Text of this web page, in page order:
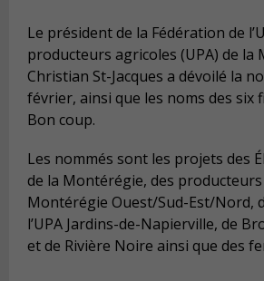
Le président de la Fédération de
producteurs agricoles (UPA) de la
Christian St-Jacques a dévoilé la
février, ainsi que les noms des six
Bon coup.
Les nommés sont les projets des
de la Montérégie, des
Montérégie Ouest/Sud-Est/Nord,
l’UPA Jardins-de-Napierville, de
et de Rivière Noire ainsi que des